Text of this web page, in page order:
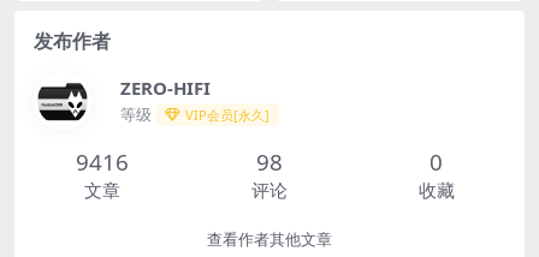
发布作者
ZERO-HIFI
等级 VIP会员[永久]
9416
文章
98
评论
0
收藏
查看作者其他文章